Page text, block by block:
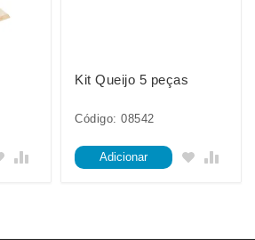
Kit Queijo 5 peças
Código: 08542
Adicionar